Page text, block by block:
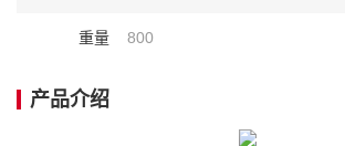
重量 800
产品介绍